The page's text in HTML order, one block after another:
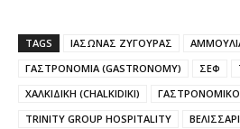
TAGS ΙΑΣΩΝΑΣ ΖΥΓΟΥΡΑΣ
ΓΑΣΤΡΟΝΟΜΙΑ (GASTRONOMY)
ΣΕΦ
ΧΑΛΚΙΔΙΚΗ (CHALKIDIKI)
TRINITY GROUP HOSPITALITY